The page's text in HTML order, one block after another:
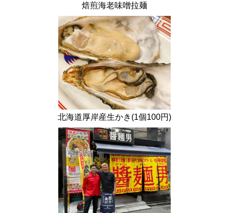
焙煎海老味噌拉麺
北海道厚岸産生かき(1個100円)